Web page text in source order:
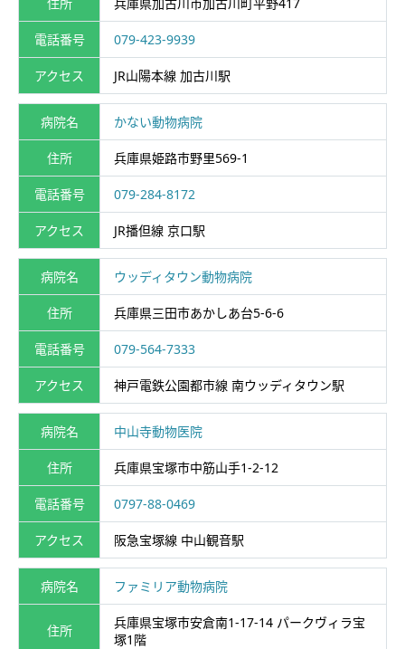
電話番号 079-423-9939
アクセス JR山陽本線 加古川駅
病院名 かない動物病院
住所 兵庫県姫路市野里569-1
電話番号 079-284-8172
アクセス JR播但線 京口駅
病院名 ウッディタウン動物病院
住所 兵庫県三田市あかしあ台5-6-6
電話番号 079-564-7333
アクセス 神戸電鉄公園都市線 南ウッディタウン駅
病院名 中山寺動物医院
住所 兵庫県宝塚市中筋山手1-2-12
電話番号 0797-88-0469
アクセス 阪急宝塚線 中山観音駅
病院名 ファミリア動物病院
住所
兵庫県宝塚市安倉南1-17-14 パークヴィラ宝
塚1階